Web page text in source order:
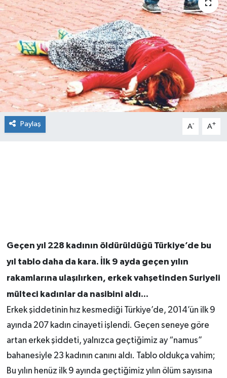
Paylaş A- A+
Geçen yıl 228 kadının öldürüldüğü Türkiye’de bu
yıl tablo daha da kara. İlk 9 ayda geçen yılın
rakamlarına ulaşılırken, erkek vahşetinden Suriyeli
mülteci kadınlar da nasibini aldı...
Erkek şiddetinin hız kesmediği Türkiye’de, 2014’ün ilk 9
ayında 207 kadın cinayeti işlendi. Geçen seneye göre
artan erkek şiddeti, yalnızca geçtiğimiz ay “namus”
bahanesiyle 23 kadının canını aldı. Tablo oldukça vahim;
Bu yılın henüz ilk 9 ayında geçtiğimiz yılın ölüm sayısına